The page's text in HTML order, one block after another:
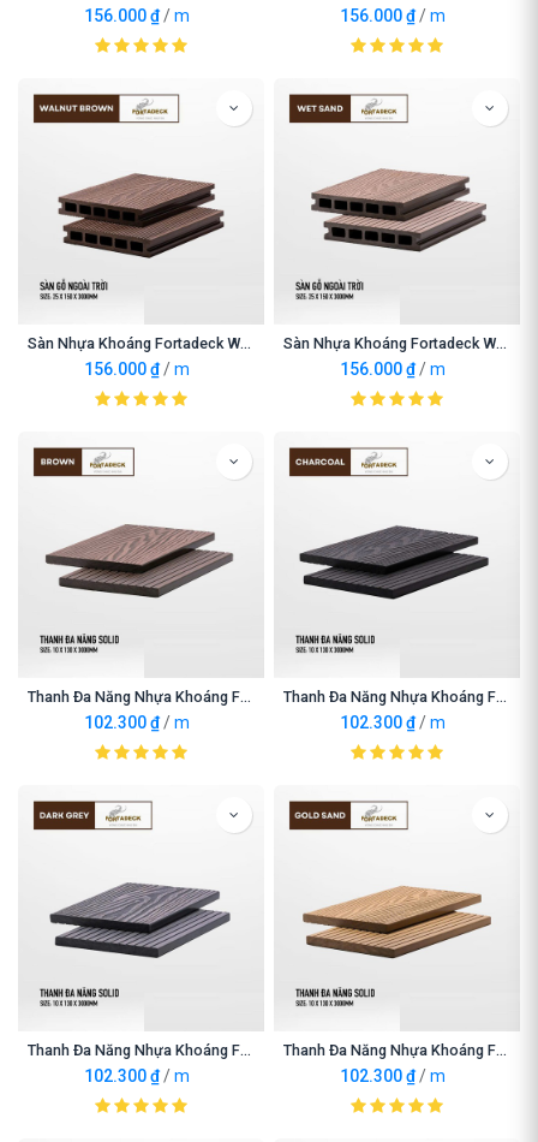
156.000₫ /m 156.000₫ /m
Sàn Nhựa Khoáng Fortadeck Walnut Brown
156.000₫ /m
Sàn Nhựa Khoáng Fortadeck Wet Sand
156.000₫ /m
Thanh Đa Năng Nhựa Khoáng Fortadeck Brown
102.300₫ /m
Thanh Đa Năng Nhựa Khoáng Fortadeck Charcoal
102.300₫ /m
Thanh Đa Năng Nhựa Khoáng Fortadeck Dark Grey
102.300₫ /m
Thanh Đa Năng Nhựa Khoáng Fortadeck Gold Sand
102.300₫ /m